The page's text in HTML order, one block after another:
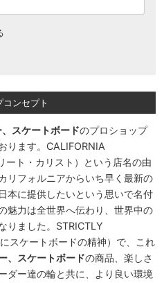
コンセプト
、スケートボードのプロショップ
ります。CALIFORNIA
ート・カリスト）という店名の由
リフォルニアからいち早く最新の
本に提供したいという思いで名付
魅力は全世界へ伝わり、世界中の
りました。STRICTLY
スケートボードの精神）で、これ
、スケートボードの商品、楽しさ
ダー達の輪と共に、より良い環境